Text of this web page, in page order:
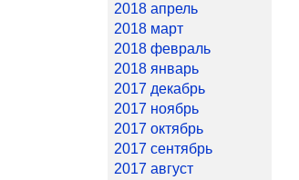
2018 апрель
2018 март
2018 февраль
2018 январь
2017 декабрь
2017 ноябрь
2017 октябрь
2017 сентябрь
2017 август